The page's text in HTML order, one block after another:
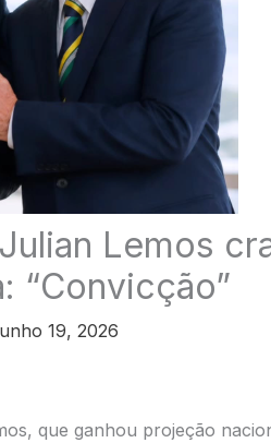
Lemos
“Convicção”
19, 2026
que ganhou projeção